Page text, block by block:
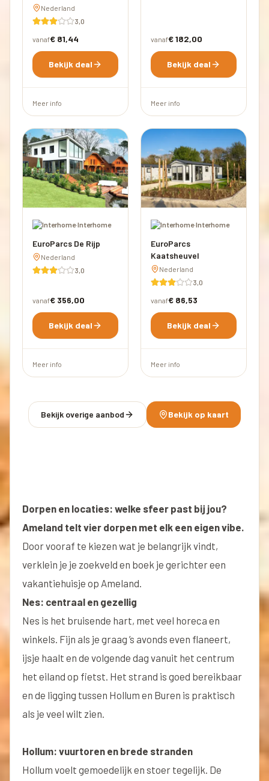
Nederland
3,0
vanaf€ 81,44
Bekijk deal
Meer info
vanaf€ 182,00
Bekijk deal
Meer info
·Interhome
EuroParcs De Rijp
Nederland
3,0
vanaf€ 356,00
Bekijk deal
Meer info
·Interhome
EuroParcs
Kaatsheuvel
Nederland
3,0
vanaf€ 86,53
Bekijk deal
Meer info
Bekijk overige aanbod Bekijk op kaart
Dorpen en locaties: welke sfeer past bij jou?
Ameland telt vier dorpen met elk een eigen vibe.
Door vooraf te kiezen wat je belangrijk vindt,
verklein je je zoekveld en boek je gerichter een
vakantiehuisje op Ameland.
Nes: centraal en gezellig
Nes is het bruisende hart, met veel horeca en
winkels. Fijn als je graag ’s avonds even flaneert,
ijsje haalt en de volgende dag vanuit het centrum
het eiland op fietst. Het strand is goed bereikbaar
en de ligging tussen Hollum en Buren is praktisch
als je veel wilt zien.
Hollum: vuurtoren en brede stranden
Hollum voelt gemoedelijk en stoer tegelijk. De